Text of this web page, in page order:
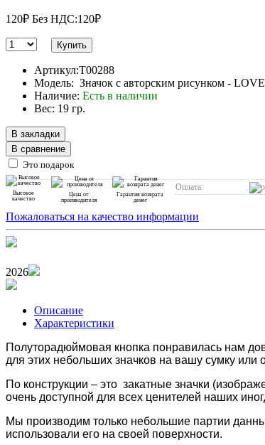
120₽ Без НДС:120₽
Купить
Артикул:T00288
Модель: Значок с авторским рисунком -
Наличие: Есть в наличии
Вес: 19 гр.
В закладки
В сравнение
Это подарок
Высокое
качество
Цена от
производителя
Гарантия возврата
денег
Оплата:
Пожаловаться на качество информации
2026
Описание
Характеристики
Полуторадюймовая кнопка понравилась нам
для этих небольших значков на вашу сумку или
По конструкции – это закатные значки
очень доступной для всех ценителей наших
Мы производим только небольшие партии
использовали его на своей поверхности.